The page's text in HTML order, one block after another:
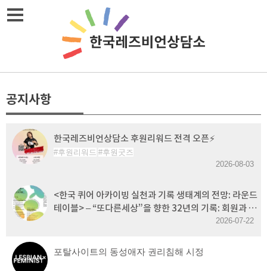
Skip
공지사항
한국레즈비언상담소 후원리워드 전격 오픈⚡
후원리워드
후원굿즈
2026-08-03
<한국 퀴어 아카이빙 실천과 기록 생태계의 전망: 라운드
테이블> – “또다른세상”을 향한 32년의 기록: 회원과 함
께 이어가는 한국레즈비언상담소의 아카이빙 실천2026-07-22
포탈사이트의 동성애자 권리침해 시정